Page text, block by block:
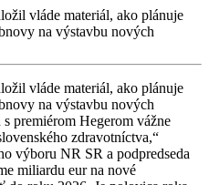
vláde materiál, ako plánuje
na výstavbu nových
vláde materiál, ako plánuje
na výstavbu nových
premiérom Hegerom vážne
zdravotníctva,“
výboru NR SR a podpredseda
miliardu eur na nové